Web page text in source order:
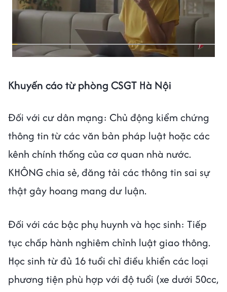
Khuyến cáo từ phòng CSGT Hà Nội
Đối với cư dân mạng: Chủ động kiểm chứng
thông tin từ các văn bản pháp luật hoặc các
kênh chính thống của cơ quan nhà nước.
KHÔNG chia sẻ, đăng tải các thông tin sai sự
thật gây hoang mang dư luận.
Đối với các bậc phụ huynh và học sinh: Tiếp
tục chấp hành nghiêm chỉnh luật giao thông.
Học sinh từ đủ 16 tuổi chỉ điều khiển các loại
phương tiện phù hợp với độ tuổi (xe dưới 50cc,